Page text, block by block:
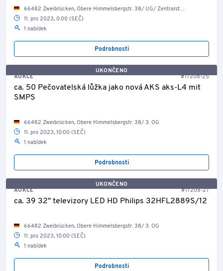
66482 Zweibrücken, Obere Himmelsbergstr. 38/ UG/ Zentralsterilisation
11. pro 2023, 0:00 (SEČ)
1 nabídek
Podrobnosti
UKONČENO
AUKCE
#17208-25
ca. 50 Pečovatelská lůžka jako nová AKS aks-L4 mit
SMPS
66482 Zweibrücken, Obere Himmelsbergstr. 38/ 3. OG
11. pro 2023, 10:00 (SEČ)
1 nabídek
Podrobnosti
UKONČENO
AUKCE
#17208-27
ca. 39 32" televizory LED HD Philips 32HFL2889S/12
66482 Zweibrücken, Obere Himmelsbergstr. 38/ 3. OG
11. pro 2023, 10:00 (SEČ)
1 nabídek
Podrobnosti